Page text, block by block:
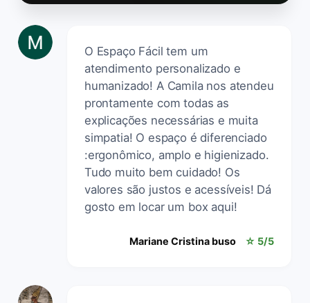
O Espaço Fácil tem um
atendimento personalizado e
humanizado! A Camila nos atendeu
prontamente com todas as
explicações necessárias e muita
simpatia! O espaço é diferenciado
:ergonômico, amplo e higienizado.
Tudo muito bem cuidado! Os
valores são justos e acessíveis! Dá
gosto em locar um box aqui!
Mariane Cristina buso ☆ 5/5